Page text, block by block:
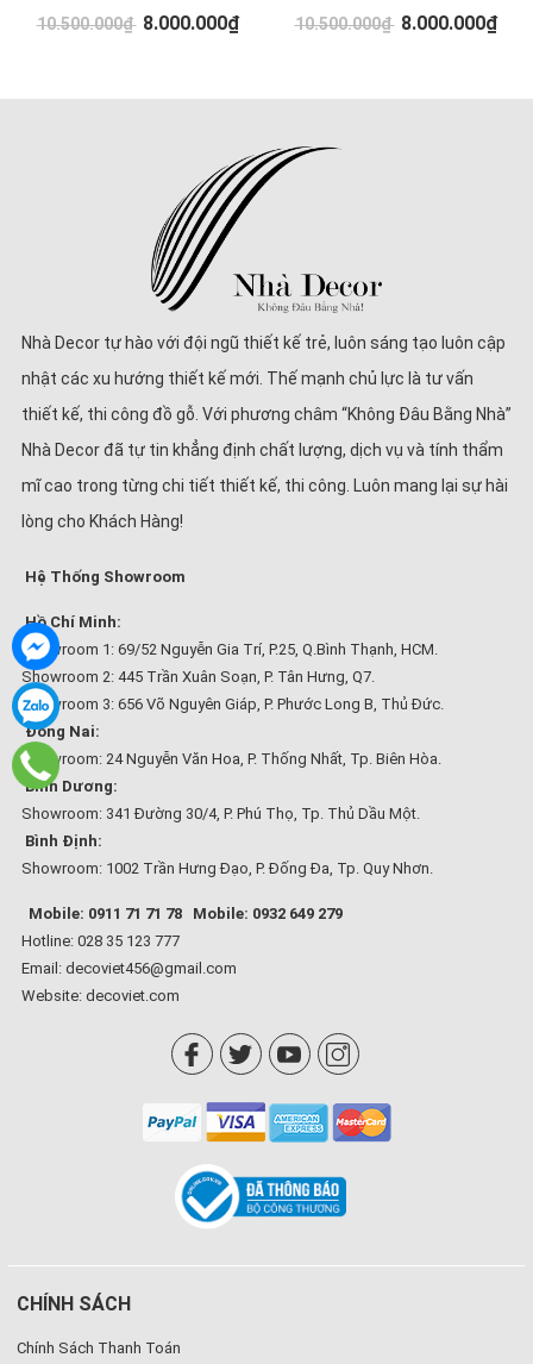
10.500.000₫ 8.000.000₫
10.500.000₫ 8.000.000₫
Nhà Decor tự hào với đội ngũ thiết kế trẻ, luôn sáng tạo luôn cập
nhật các xu hướng thiết kế mới. Thế mạnh chủ lực là tư vấn
thiết kế, thi công đồ gỗ. Với phương châm “Không Đâu Bằng Nhà”
Nhà Decor đã tự tin khẳng định chất lượng, dịch vụ và tính thẩm
mĩ cao trong từng chi tiết thiết kế, thi công. Luôn mang lại sự hài
lòng cho Khách Hàng!
Hệ Thống Showroom
Hồ Chí Minh:
Showroom 1: 69/52 Nguyễn Gia Trí, P.25, Q.Bình Thạnh, HCM.
Showroom 2: 445 Trần Xuân Soạn, P. Tân Hưng, Q7.
Showroom 3: 656 Võ Nguyên Giáp, P. Phước Long B, Thủ Đức.
Đồng Nai:
Showroom: 24 Nguyễn Văn Hoa, P. Thống Nhất, Tp. Biên Hòa.
Bình Dương:
Showroom: 341 Đường 30/4, P. Phú Thọ, Tp. Thủ Dầu Một.
Bình Định:
Showroom: 1002 Trần Hưng Đạo, P. Đống Đa, Tp. Quy Nhơn.
Mobile: 0911 71 71 78
Mobile: 0932 649 279
Hotline: 028 35 123 777
Email: decoviet456@gmail.com
Website: decoviet.com
CHÍNH SÁCH
Chính Sách Thanh Toán